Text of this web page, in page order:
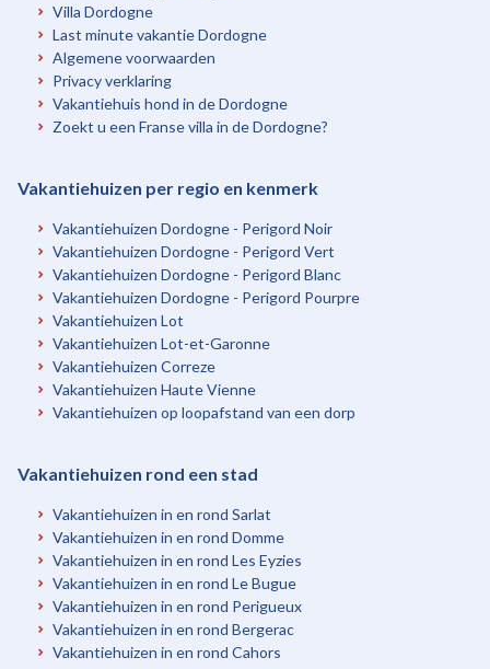
Villa Dordogne
Last minute vakantie Dordogne
Algemene voorwaarden
Privacy verklaring
Vakantiehuis hond in de Dordogne
Zoekt u een Franse villa in de Dordogne?
Vakantiehuizen per regio en kenmerk
Vakantiehuizen Dordogne - Perigord Noir
Vakantiehuizen Dordogne - Perigord Vert
Vakantiehuizen Dordogne - Perigord Blanc
Vakantiehuizen Dordogne - Perigord Pourpre
Vakantiehuizen Lot
Vakantiehuizen Lot-et-Garonne
Vakantiehuizen Correze
Vakantiehuizen Haute Vienne
Vakantiehuizen op loopafstand van een dorp
Vakantiehuizen rond een stad
Vakantiehuizen in en rond Sarlat
Vakantiehuizen in en rond Domme
Vakantiehuizen in en rond Les Eyzies
Vakantiehuizen in en rond Le Bugue
Vakantiehuizen in en rond Perigueux
Vakantiehuizen in en rond Bergerac
Vakantiehuizen in en rond Cahors